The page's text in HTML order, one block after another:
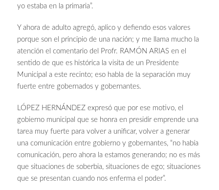
yo estaba en la primaria”.
Y ahora de adulto agregó, aplico y defiendo esos valores
porque son el principio de una nación; y me llama mucho la
atención el comentario del Profr. RAMÓN ARIAS en el
sentido de que es histórica la visita de un Presidente
Municipal a este recinto; eso habla de la separación muy
fuerte entre gobernados y gobernantes.
LÓPEZ HERNÁNDEZ expresó que por ese motivo, el
gobierno municipal que se honra en presidir emprende una
tarea muy fuerte para volver a unificar, volver a generar
una comunicación entre gobierno y gobernantes, “no había
comunicación, pero ahora la estamos generando; no es más
que situaciones de soberbia, situaciones de ego; situaciones
que se presentan cuando nos enferma el poder”.